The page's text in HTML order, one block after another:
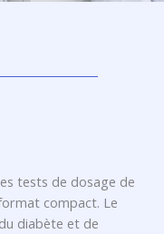
tests de dosage de
compact. Le
diabète et de